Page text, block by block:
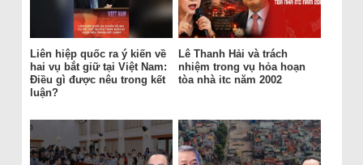
Liên hiệp quốc ra ý kiến về
hai vụ bắt giữ tại Việt Nam:
Điều gì được nêu trong kết
luận?
Lê Thanh Hải và trách
nhiệm trong vụ hỏa hoạn
tòa nhà itc năm 2002